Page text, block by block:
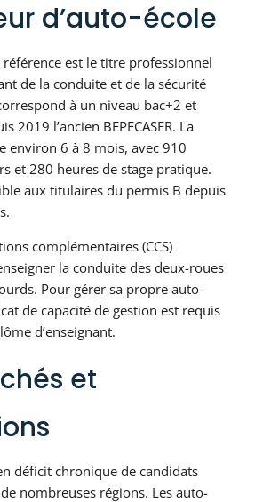
d’auto-école
est le titre professionnel
de la conduite et de la sécurité
à un niveau bac+2 et
2019 l’ancien BEPECASER. La
environ 6 à 8 mois, avec 910
et 280 heures de stage pratique.
aux titulaires du permis B depuis
complémentaires (CCS)
la conduite des deux-roues
Pour gérer sa propre auto-
de capacité de gestion est requis
d’enseignant.
et
déficit chronique de candidats
nombreuses régions. Les auto-